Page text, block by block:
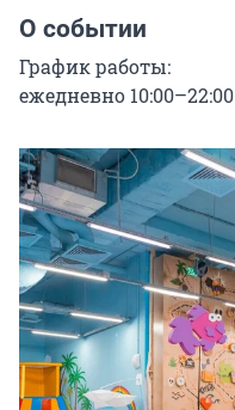
О событии
График работы:
ежедневно 10:00–22:00